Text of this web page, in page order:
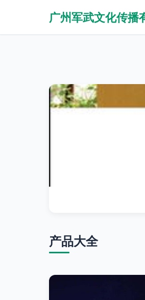
广州军武文化传播
产品大全